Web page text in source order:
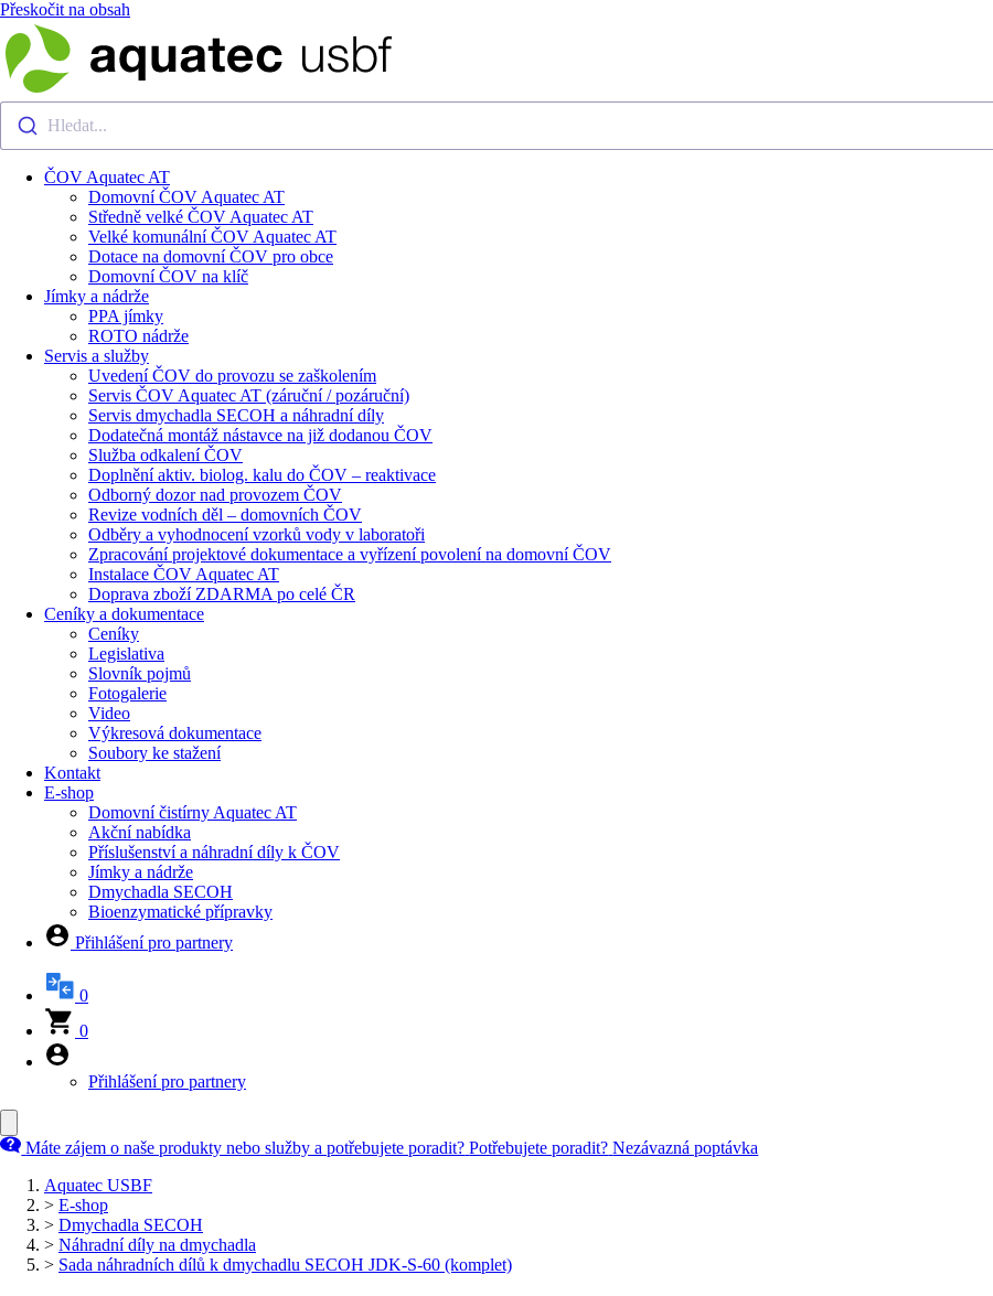
Přeskočit na obsah
Hledat...
ČOV Aquatec AT
Domovní ČOV Aquatec AT
Středně velké ČOV Aquatec AT
Velké komunální ČOV Aquatec AT
Dotace na domovní ČOV pro obce
Domovní ČOV na klíč
Jímky a nádrže
PPA jímky
ROTO nádrže
Servis a služby
Uvedení ČOV do provozu se zaškolením
Servis ČOV Aquatec AT (záruční / pozáruční)
Servis dmychadla SECOH a náhradní díly
Dodatečná montáž nástavce na již dodanou ČOV
Služba odkalení ČOV
Doplnění aktiv. biolog. kalu do ČOV – reaktivace
Odborný dozor nad provozem ČOV
Revize vodních děl – domovních ČOV
Odběry a vyhodnocení vzorků vody v laboratoři
Zpracování projektové dokumentace a vyřízení povolení na domovní ČOV
Instalace ČOV Aquatec AT
Doprava zboží ZDARMA po celé ČR
Ceníky a dokumentace
Ceníky
Legislativa
Slovník pojmů
Fotogalerie
Video
Výkresová dokumentace
Soubory ke stažení
Kontakt
E-shop
Domovní čistírny Aquatec AT
Akční nabídka
Příslušenství a náhradní díly k ČOV
Jímky a nádrže
Dmychadla SECOH
Bioenzymatické přípravky
Přihlášení pro partnery
0
0
Přihlášení pro partnery
Máte zájem o naše produkty nebo služby a potřebujete poradit? Potřebujete poradit? Nezávazná poptávka
Aquatec USBF
> E-shop
> Dmychadla SECOH
> Náhradní díly na dmychadla
> Sada náhradních dílů k dmychadlu SECOH JDK-S-60 (komplet)